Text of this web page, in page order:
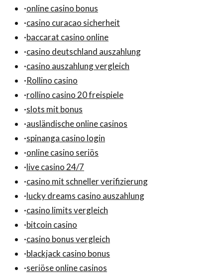
·online casino bonus
·casino curacao sicherheit
·baccarat casino online
·casino deutschland auszahlung
·casino auszahlung vergleich
·Rollino casino
·rollino casino 20 freispiele
·slots mit bonus
·ausländische online casinos
·spinanga casino login
·online casino seriös
·live casino 24/7
·casino mit schneller verifizierung
·lucky dreams casino auszahlung
·casino limits vergleich
·bitcoin casino
·casino bonus vergleich
·blackjack casino bonus
·seriöse online casinos